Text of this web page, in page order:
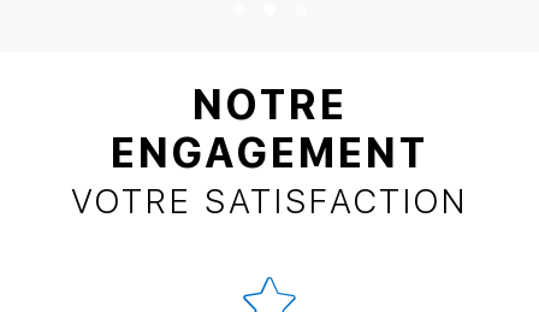
NOTRE
ENGAGEMENT
VOTRE SATISFACTION